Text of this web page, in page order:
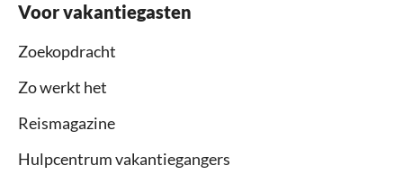
Voor vakantiegasten
Zoekopdracht
Zo werkt het
Reismagazine
Hulpcentrum vakantiegangers